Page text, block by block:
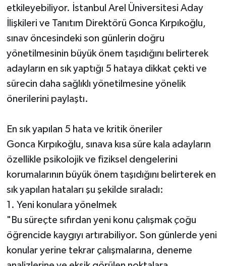
etkileyebiliyor. İstanbul Arel Üniversitesi Aday
İlişkileri ve Tanıtım Direktörü Gonca Kırpıkoğlu,
sınav öncesindeki son günlerin doğru
yönetilmesinin büyük önem taşıdığını belirterek
adayların en sık yaptığı 5 hataya dikkat çekti ve
sürecin daha sağlıklı yönetilmesine yönelik
önerilerini paylaştı.
En sık yapılan 5 hata ve kritik öneriler
Gonca Kırpıkoğlu, sınava kısa süre kala adayların
özellikle psikolojik ve fiziksel dengelerini
korumalarının büyük önem taşıdığını belirterek en
sık yapılan hataları şu şekilde sıraladı:
1. Yeni konulara yönelmek
"Bu süreçte sıfırdan yeni konu çalışmak çoğu
öğrencide kaygıyı artırabiliyor. Son günlerde yeni
konular yerine tekrar çalışmalarına, deneme